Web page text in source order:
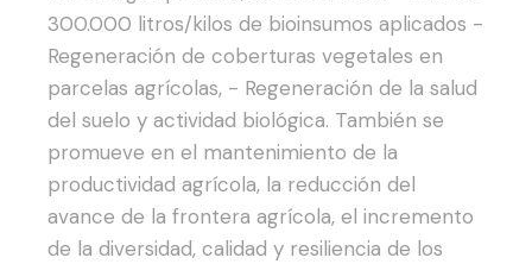
300.000 litros/kilos de bioinsumos aplicados -
Regeneración de coberturas vegetales en
parcelas agrícolas, - Regeneración de la salud
del suelo y actividad biológica. También se
promueve en el mantenimiento de la
productividad agrícola, la reducción del
avance de la frontera agrícola, el incremento
de la diversidad, calidad y resiliencia de los